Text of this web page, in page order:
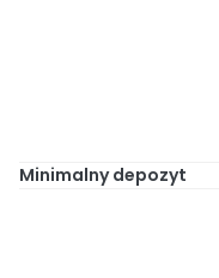
Minimalny depozyt